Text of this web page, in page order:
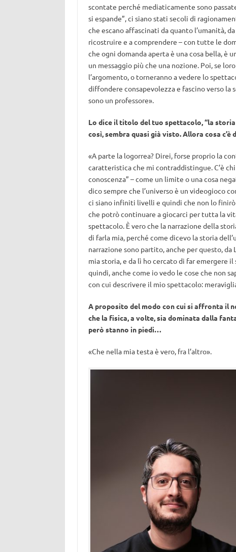
scontate perché mediaticamente sono
si espande”, ci siano stati secoli di
che escano affascinati da quanto l’umanità,
ricostruire e a comprendere – con tutte le
che ogni domanda aperta è una cosa bella, è
un messaggio più che una nozione. Poi, se
l’argomento, o torneranno a vedere lo
diffondere consapevolezza e fascino verso la
sono un professore».
Lo dice il titolo del tuo spettacolo, “la
così, sembra quasi già visto. Allora cosa
«A parte la logorrea? Direi, forse proprio la
caratteristica che mi contraddistingue. C’è
conoscenza” – come un limite o una cosa
dico sempre che l’universo è un videogioco
ci siano infiniti livelli e quindi che non lo
che potrò continuare a giocarci per tutta la
spettacolo. È vero che la narrazione della
di farla mia, perché come dicevo la storia
narrazione sono partito, anche per questo, da
mia storia, e da lì ho cercato di far emergere
quindi, anche come io vedo le cose che non
con cui descrivere il mio spettacolo:
A proposito del modo con cui si affronta il
che la fisica, a volte, sia dominata dalla
però stanno in piedi…
«Che nella mia testa è vero, fra l’altro».